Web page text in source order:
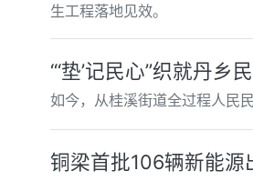
生工程落地见效。
“‘垫’记民心”织就丹乡
如今，从桂溪街道全过程人民
铜梁首批106辆新能源